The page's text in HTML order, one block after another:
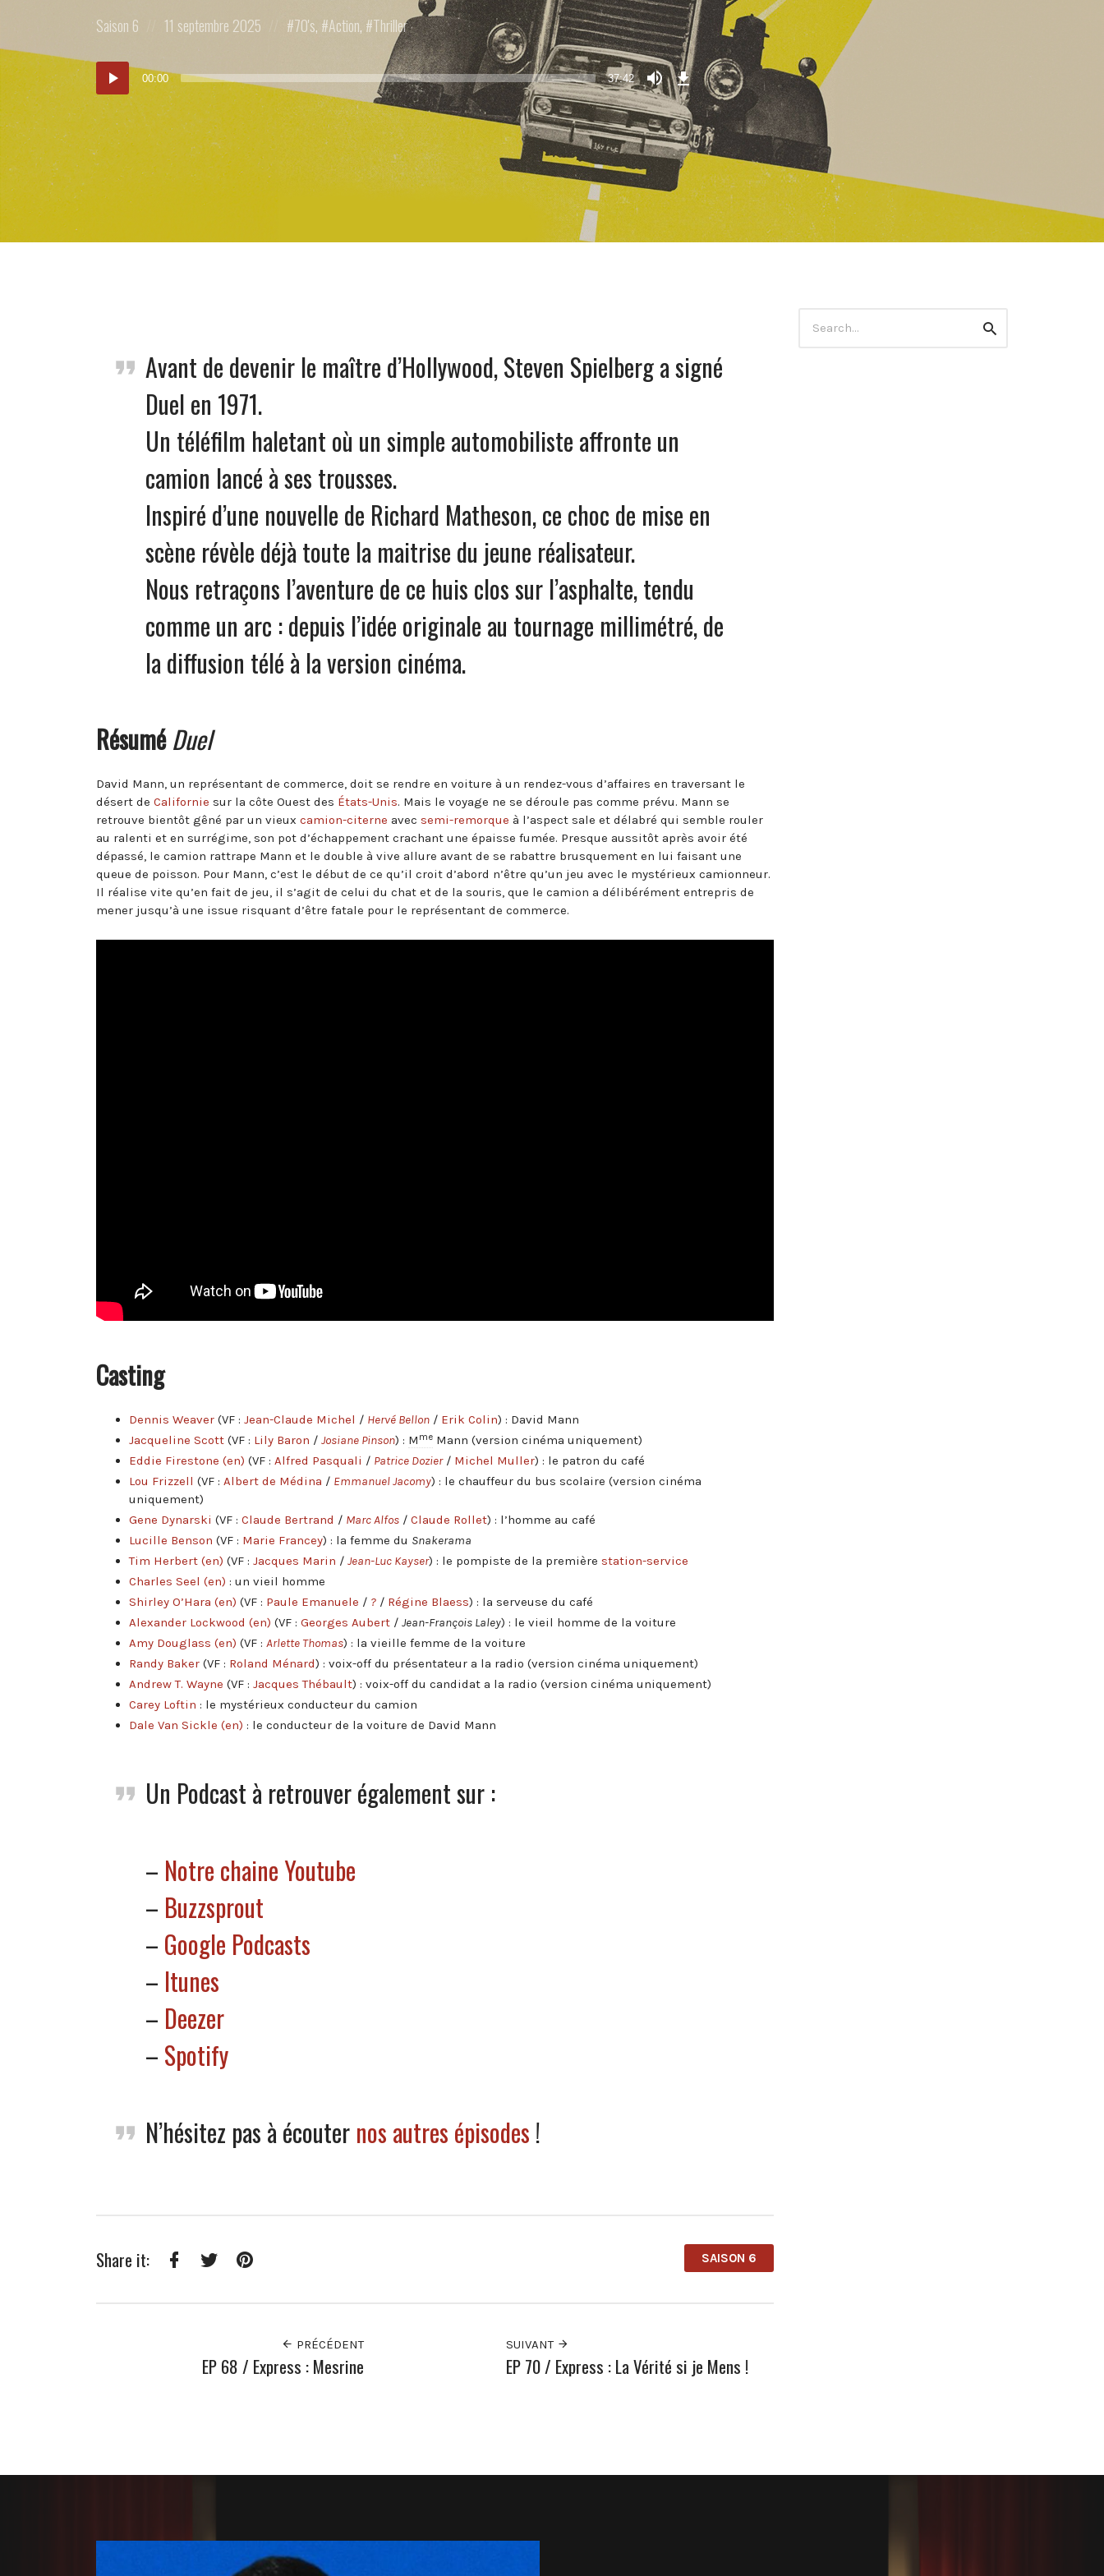
Posted
Saison 6
Posted
11 septembre 2025
Posted
70's, Action, Thriller
Lecteur
audio
00:00 37:42
Télécharger
l’Épisode
(86,3
MB)
Avant de devenir le maître d’Hollywood, Steven Spielberg a signé
Duel en 1971.
Un téléfilm haletant où un simple automobiliste affronte un
camion lancé à ses trousses.
Inspiré d’une nouvelle de Richard Matheson, ce choc de mise en
scène révèle déjà toute la maitrise du jeune réalisateur.
Nous retraçons l’aventure de ce huis clos sur l’asphalte, tendu
comme un arc : depuis l’idée originale au tournage millimétré, de
la diffusion télé à la version cinéma.
RésuméDuel
David Mann, un représentant de commerce, doit se rendre en voiture à un rendez-vous d’affaires en traversant le
désert de Californie sur la côte Ouest des États-Unis. Mais le voyage ne se déroule pas comme prévu. Mann se
retrouve bientôt gêné par un vieux camion-citerne avec semi-remorque à l’aspect sale et délabré qui semble rouler
au ralenti et en surrégime, son pot d’échappement crachant une épaisse fumée. Presque aussitôt après avoir été
dépassé, le camion rattrape Mann et le double à vive allure avant de se rabattre brusquement en lui faisant une
queue de poisson. Pour Mann, c’est le début de ce qu’il croit d’abord n’être qu’un jeu avec le mystérieux camionneur.
Il réalise vite qu’en fait de jeu, il s’agit de celui du chat et de la souris, que le camion a délibérément entrepris de
mener jusqu’à une issue risquant d’être fatale pour le représentant de commerce.
Casting
Dennis Weaver (VF : Jean-Claude Michel / Hervé Bellon / Erik Colin) : David Mann
Jacqueline Scott (VF : Lily Baron / Josiane Pinson) : M me Mann (version cinéma uniquement)
Eddie Firestone (en) (VF : Alfred Pasquali / Patrice Dozier/ Michel Muller) : le patron du café
Lou Frizzell (VF : Albert de Médina / Emmanuel Jacomy) : le chauffeur du bus scolaire (version cinéma
uniquement)
Gene Dynarski (VF : Claude Bertrand / Marc Alfos / Claude Rollet) : l’homme au café
Lucille Benson (VF : Marie Francey) : la femme du Snakerama
Tim Herbert (en) (VF : Jacques Marin / Jean-Luc Kayser) : le pompiste de la première station-service
Charles Seel (en) : un vieil homme
Shirley O’Hara (en) (VF : Paule Emanuele / ? / Régine Blaess) : la serveuse du café
Alexander Lockwood (en) (VF : Georges Aubert / Jean-François Laley) : le vieil homme de la voiture
Amy Douglass (en) (VF : Arlette Thomas) : la vieille femme de la voiture
Randy Baker (VF : Roland Ménard) : voix-off du présentateur a la radio (version cinéma uniquement)
Andrew T. Wayne (VF : Jacques Thébault) : voix-off du candidat a la radio (version cinéma uniquement)
Carey Loftin : le mystérieux conducteur du camion
Dale Van Sickle (en) : le conducteur de la voiture de David Mann
Un Podcast à retrouver également sur :
– Notre chaine Youtube
– Buzzsprout
– Google Podcasts
– Itunes
– Deezer
– Spotify
N’hésitez pas à écouter nos autres épisodes !
Share it: SAISON 6
PRÉCÉDENT
EP 68 / Express : Mesrine
SUIVANT
EP 70 / Express : La Vérité si je Mens !
Recherche